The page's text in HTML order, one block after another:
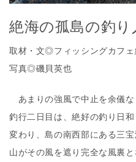
絶海の孤島の釣り
取材・文◎フィッシングカフェ
写真◎磯貝英也
あまりの強風で中止を余儀
釣行二日目は、絶好の釣り日
変わり、島の南西部にある三
山がその風を遮り完全な風裏